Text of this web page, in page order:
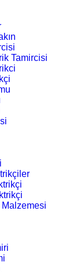
Tamircisi
Malzemesi